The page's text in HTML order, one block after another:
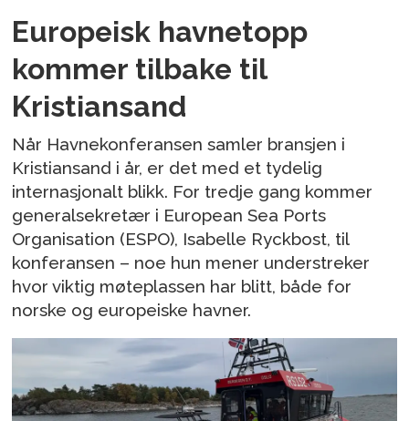
Europeisk havnetopp
kommer tilbake til
Kristiansand
Når Havnekonferansen samler bransjen i
Kristiansand i år, er det med et tydelig
internasjonalt blikk. For tredje gang kommer
generalsekretær i European Sea Ports
Organisation (ESPO), Isabelle Ryckbost, til
konferansen – noe hun mener understreker
hvor viktig møteplassen har blitt, både for
norske og europeiske havner.